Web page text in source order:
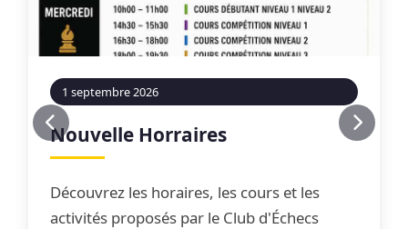
1 septembre 2026
Nouvelle Horraires
Découvrez les horaires, les cours et les
activités proposés par le Club d'Échecs